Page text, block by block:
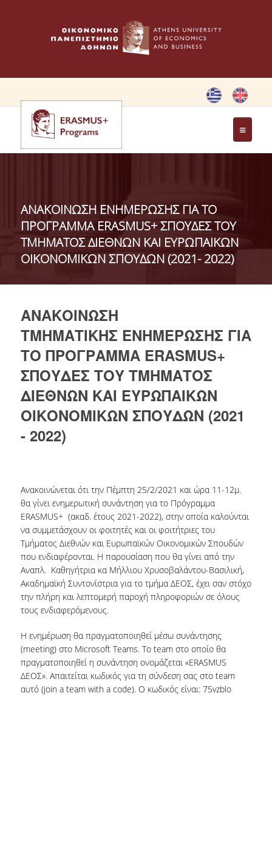
ΑΡΧΙΚΗ
ERASMUS CHARTER
ΚΛΑΣΙΚΗ ΚΙΝΗΤΙΚΟΤΗΤΑ
ΠΑΛΑΙΟΤΕΡΑ ΕΡΓΑ
ΝΕΑ
ΔΙΕΘΝΗΣ ΚΙΝΗΤΙΚΟΤΗΤΑ
ΑΝΑΚΟΙΝΩΣΗ ΕΝΗΜΕΡΩΣΗΣ ΓΙΑ ΤΟ
ΠΡΟΓΡΑΜΜΑ ERASMUS+ ΣΠΟΥΔΕΣ ΤΟΥ
ΤΜΗΜΑΤΟΣ ΔΙΕΘΝΩΝ ΚΑΙ ΕΥΡΩΠΑΙΚΩΝ
ΟΙΚΟΝΟΜΙΚΩΝ ΣΠΟΥΔΩΝ (2021- 2022)
ΑΝΑΚΟΙΝΩΣH
ΤΜΗΜΑΤΙΚΗΣ ΕΝΗΜΕΡΩΣΗΣ ΓΙΑ
ΤΟ ΠΡΟΓΡΑΜΜΑ ERASMUS+
ΣΠΟΥΔΕΣ ΤΟΥ ΤΜΗΜΑΤΟΣ
ΔΙΕΘΝΩΝ ΚΑΙ ΕΥΡΩΠΑΙΚΩΝ
ΟΙΚΟΝΟΜΙΚΩΝ ΣΠΟΥΔΩΝ (2021
- 2022)
Ανακοινώνεται ότι την Πέμπτη 25/2/2021 και ώρα 11-12μ.
θα γίνει ενημερωτική συνάντηση για το Πρόγραμμα
ERASMUS+ (ακαδ. έτους 2021-2022), στην οποία καλούνται
να συμμετάσχουν οι φοιτητές και οι φοιτήτριες του
Τμήματος Διεθνών και Ευρωπαϊκών Οικονομικών Σπουδών
που ενδιαφέρονται. Η παρουσίαση που θα γίνει από την
Αναπλ. Καθηγήτρια κα Μήλλιου Χρυσοβαλάντου-Βασιλική,
Ακαδημαϊκή Συντονίστρια για το τμήμα ΔΕΟΣ, έχει σαν στόχο
την πλήρη και λεπτομερή παροχή πληροφοριών σε όλους
τους ενδιαφερόμενους.
Η ενημέρωση θα πραγματοποιηθεί μέσω συνάντησης
(meeting) στο Microsoft Teams. Το team στο οποίο θα
πραγματοποιηθεί η συνάντηση ονομάζεται «ERASMUS
ΔΕΟΣ». Απαιτείται κωδικός για τη σύνδεση σας στο team
αυτό (join a team with a code). Ο κωδικός είναι: 75vzblo